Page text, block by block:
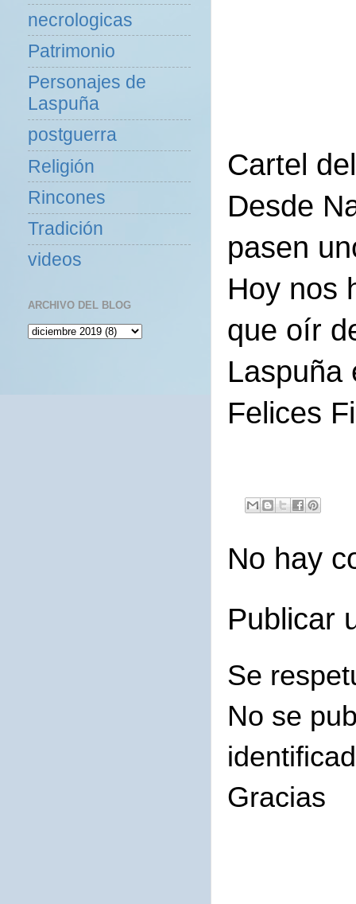
Cartel
Desde
pasen
Hoy nos
que oír
Laspuña
Felices
No hay
Publicar
Se
No se
Gracias
necrologicas
Patrimonio
Personajes de
Laspuña
postguerra
Religión
Rincones
Tradición
videos
ARCHIVO DEL BLOG